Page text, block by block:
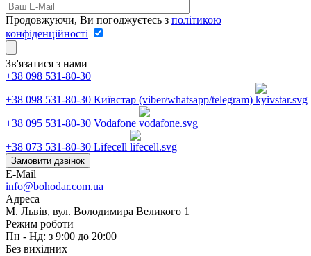
Продовжуючи, Ви погоджуєтесь з політикою
конфіденційності
Зв'язатися з нами
+38 098 531-80-30
+38 098 531-80-30 Київстар (viber/whatsapp/telegram)
+38 095 531-80-30 Vodafone
+38 073 531-80-30 Lifecell
Замовити дзвінок
E-Mail
info@bohodar.com.ua
Адреса
М. Львів, вул. Володимира Великого 1
Режим роботи
Пн - Нд: з 9:00 до 20:00
Без вихідних